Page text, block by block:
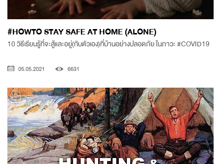
#HOWTO STAY SAFE AT HOME (ALONE)
10 วิธีเรียนรู้ที่จะสู้และอยู่(กับตัวเอง)ที่บ้านอย่างปลอดภัย ในภาวะ #COVID19
05.05.2021 6631